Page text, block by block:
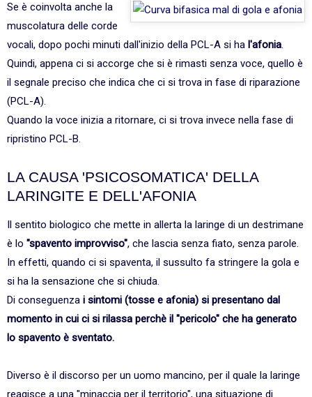
Se è coinvolta anche la
muscolatura delle corde
vocali, dopo pochi minuti dall'inizio della PCL-A si ha l'afonia.
Quindi, appena ci si accorge che si è rimasti senza voce, quello è
il segnale preciso che indica che ci si trova in fase di riparazione
(PCL-A).
Quando la voce inizia a ritornare, ci si trova invece nella fase di
ripristino PCL-B.
LA CAUSA 'PSICOSOMATICA' DELLA
LARINGITE E DELL'AFONIA
Il sentito biologico che mette in allerta la laringe di un destrimane
è lo "spavento improvviso", che lascia senza fiato, senza parole.
In effetti, quando ci si spaventa, il sussulto fa stringere la gola e
si ha la sensazione che si chiuda.
Di conseguenza i sintomi (tosse e afonia) si presentano dal
momento in cui ci si rilassa perchè il "pericolo" che ha generato
lo spavento è sventato.
Diverso è il discorso per un uomo mancino, per il quale la laringe
reagisce a una "minaccia per il territorio", una situazione di